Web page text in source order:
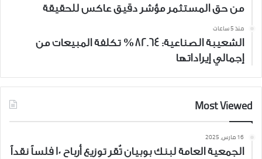
من حق المستثمر مؤشر دقيق عاكس للحقيقة
منذ 5 ساعات
الشعيبة الصناعية: 82.64% تكلفة المبيعات من
إجمالي إيراداتها
Most Viewed
16 مارس، 2025
الجمعية العامة لبنك بوبيان تُقر توزيع أرباح 10 فلساً نقداً